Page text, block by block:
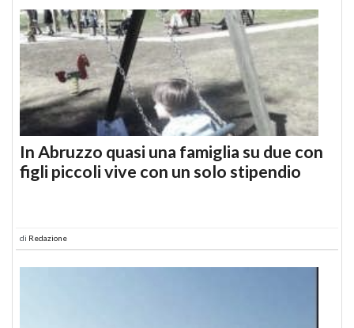
In Abruzzo quasi una famiglia su due con
figli piccoli vive con un solo stipendio
di Redazione